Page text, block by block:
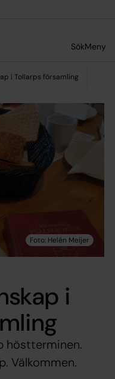
SökMeny
i Tollarps församling
i
höstterminen.
Välkommen.